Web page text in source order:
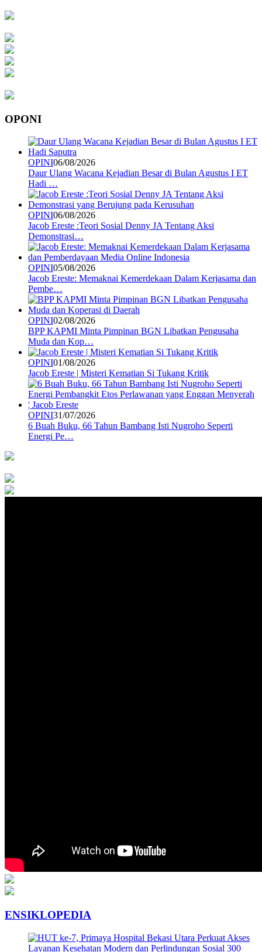
OPONI
OPINI06/08/2026
Daur Ulang Wacana Kejadian Besar di Bulan Agustus I ET
Hadi …
OPINI06/08/2026
Jacob Ereste :Teori Sosial Denny JA Tentang Aksi
Demonstrasi…
OPINI05/08/2026
Jacob Ereste: Memaknai Kemerdekaan Dalam Kerjasama dan
Pembe…
OPINI02/08/2026
BPP KAPMI Minta Pimpinan BGN Libatkan Pengusaha
Muda dan Kop…
OPINI01/08/2026
Jacob Ereste | Misteri Kematian Si Tukang Kritik
OPINI31/07/2026
6 Buah Buku, 66 Tahun Bambang Isti Nugroho Seperti
Energi Pe…
ENSIKLOPEDIA